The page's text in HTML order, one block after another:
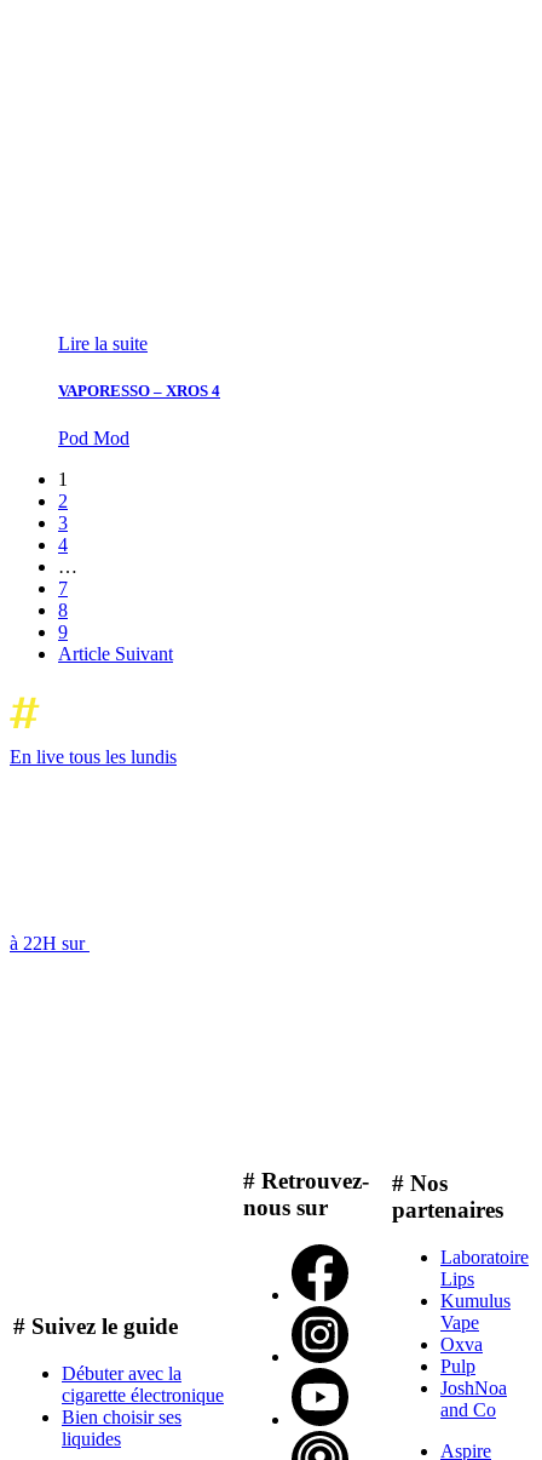
Lire la suite
VAPORESSO – XROS 4
Pod Mod
1
2
3
4
…
7
8
9
Article Suivant
En live tous les lundis
à 22H sur
# Suivez le guide
Débuter avec la
cigarette électronique
Bien choisir ses
liquides
# Retrouvez-
nous sur
# Nos
partenaires
Laboratoire
Lips
Kumulus
Vape
Oxva
Pulp
JoshNoa
and Co
Aspire